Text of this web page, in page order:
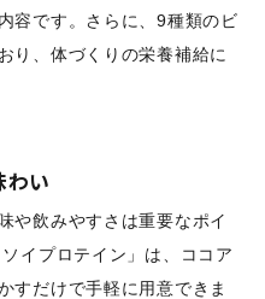
容です。さらに、9種類のビ
り、体づくりの栄養補給に
わい
や飲みやすさは重要なポイ
イプロテイン」は、ココア
すだけで手軽に用意できま